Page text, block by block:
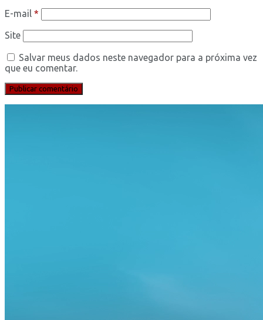
E-mail *
Site
Salvar meus dados neste navegador para a próxima vez
que eu comentar.